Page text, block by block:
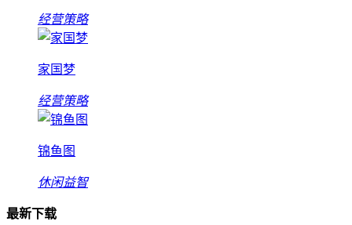
经营策略
家国梦
经营策略
锦鱼图
休闲益智
最新下载